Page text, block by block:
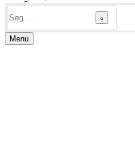
efter:
Menu